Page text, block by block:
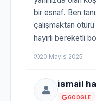
bir esnaf. Ben
çalışmaktan
hayırlı bereketli
20 Mayıs 2025
ismail
GOOGLE